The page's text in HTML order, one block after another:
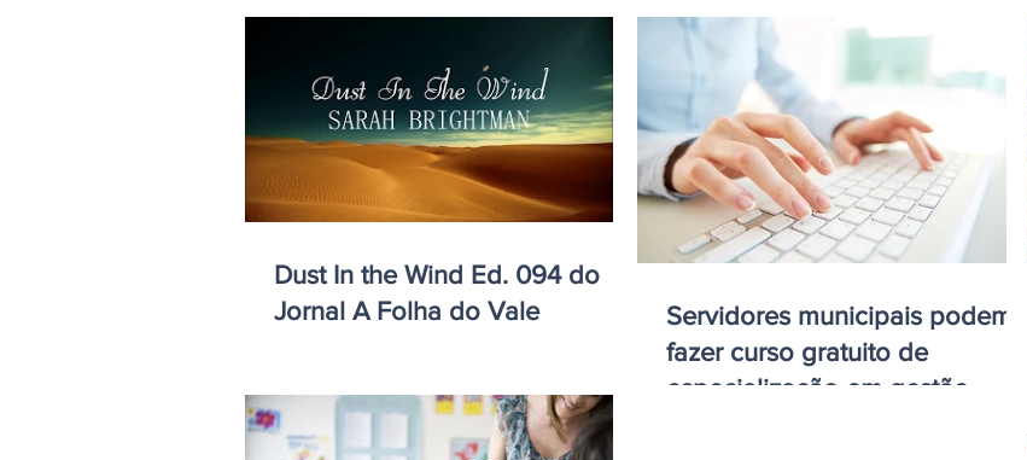
Dust In the Wind Ed. 094 do
Jornal A Folha do Vale
Servidores municipais podem
fazer curso gratuito de
especialização em gestão